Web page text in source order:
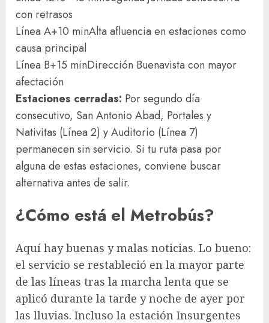
con retrasos
Línea A+10 minAlta afluencia en estaciones como
causa principal
Línea B+15 minDirección Buenavista con mayor
afectación
Estaciones cerradas: Por segundo día
consecutivo, San Antonio Abad, Portales y
Nativitas (Línea 2) y Auditorio (Línea 7)
permanecen sin servicio. Si tu ruta pasa por
alguna de estas estaciones, conviene buscar
alternativa antes de salir.
¿Cómo está el Metrobús?
Aquí hay buenas y malas noticias. Lo bueno:
el servicio se restableció en la mayor parte
de las líneas tras la marcha lenta que se
aplicó durante la tarde y noche de ayer por
las lluvias. Incluso la estación Insurgentes